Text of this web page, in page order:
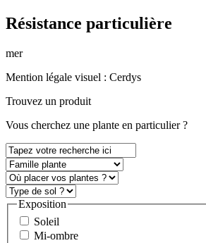
Résistance particulière
mer
Mention légale visuel : Cerdys
Trouvez un produit
Vous cherchez une plante en particulier ?
Exposition
Soleil
Mi-ombre